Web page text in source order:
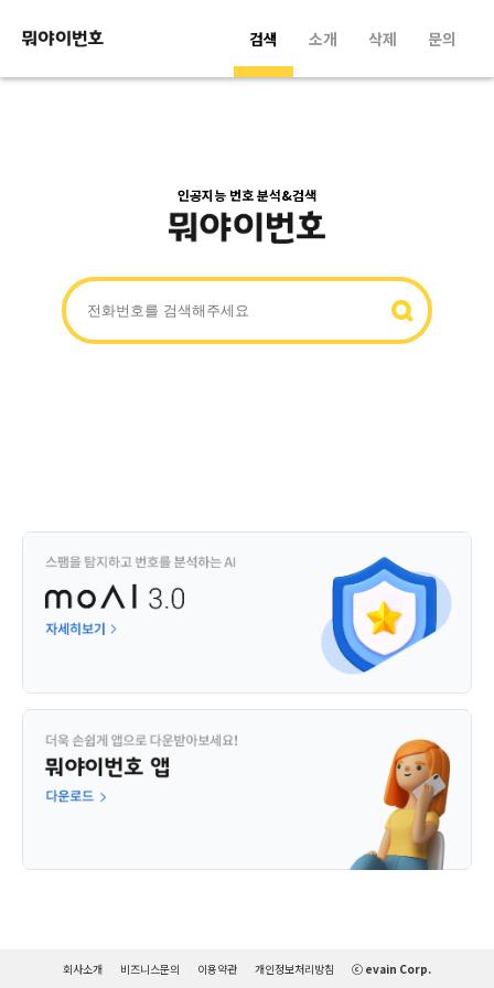
검색 소개 삭제 문의
인공지능 번호 분석&검색
회사소개 비즈니스문의 이용약관 개인정보처리방침 ⓒ evain Corp.